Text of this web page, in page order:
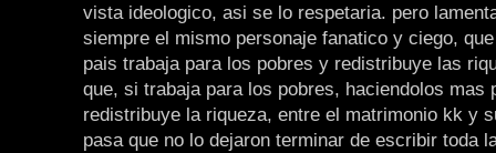
vista ideologico, asi se lo respetaria. pero
siempre el mismo personaje fanatico y ciego,
pais trabaja para los pobres y redistribuye las
que, si trabaja para los pobres, haciendolos mas
redistribuye la riqueza, entre el matrimonio kk y
pasa que no lo dejaron terminar de escribir toda